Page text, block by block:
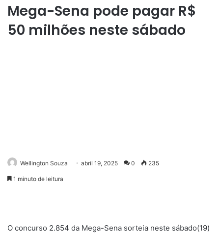
Mega-Sena pode pagar R$
50 milhões neste sábado
Wellington Souza abril 19, 2025 0 235
1 minuto de leitura
O concurso 2.854 da Mega-Sena sorteia neste sábado(19)